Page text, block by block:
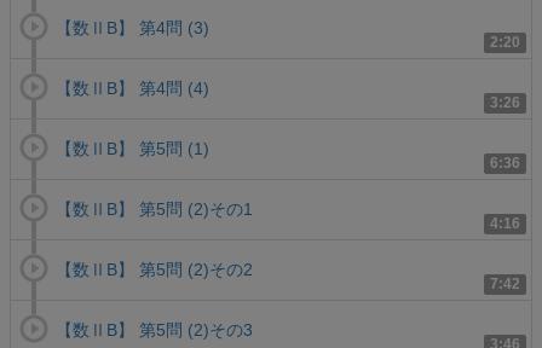
2:20
【数ⅡB】 第4問 (3)
3:26
【数ⅡB】 第4問 (4)
6:36
【数ⅡB】 第5問 (1)
4:16
【数ⅡB】 第5問 (2)その1
7:42
【数ⅡB】 第5問 (2)その2
3:46
【数ⅡB】 第5問 (2)その3